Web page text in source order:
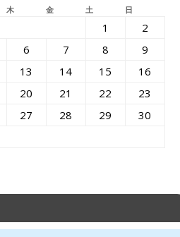
木 金 土 日
1
2
6 7 8
9
13 14 15
16
20 21 22
23
27 28 29
30